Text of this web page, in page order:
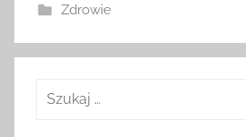
Zdrowie
Szukaj: